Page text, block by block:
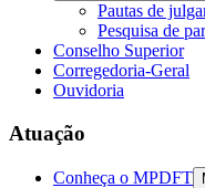
Pautas de
Pesquisa de
Conselho Superior
Corregedoria-Geral
Ouvidoria
Atuação
Conheça o MPDFT